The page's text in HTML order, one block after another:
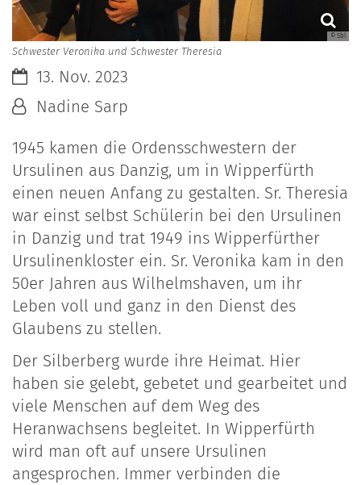
© Sbl
Schwester Veronika und Schwester Theresia
Datum:13. Nov. 2023
Von:Nadine Sarp
1945 kamen die Ordensschwestern der
Ursulinen aus Danzig, um in Wipperfürth
einen neuen Anfang zu gestalten. Sr. Theresia
war einst selbst Schülerin bei den Ursulinen
in Danzig und trat 1949 ins Wipperfürther
Ursulinenkloster ein. Sr. Veronika kam in den
50er Jahren aus Wilhelmshaven, um ihr
Leben voll und ganz in den Dienst des
Glaubens zu stellen.
Der Silberberg wurde ihre Heimat. Hier
haben sie gelebt, gebetet und gearbeitet und
viele Menschen auf dem Weg des
Heranwachsens begleitet. In Wipperfürth
wird man oft auf unsere Ursulinen
angesprochen. Immer verbinden die